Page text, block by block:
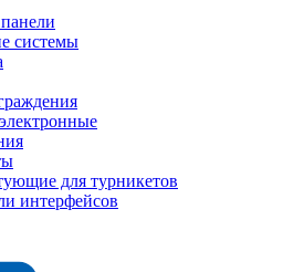
системы
для турникетов
интерфейсов